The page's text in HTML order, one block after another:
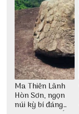
Ma Thiên Lãnh
Hòn Sơn, ngọn
núi kỳ bí đáng